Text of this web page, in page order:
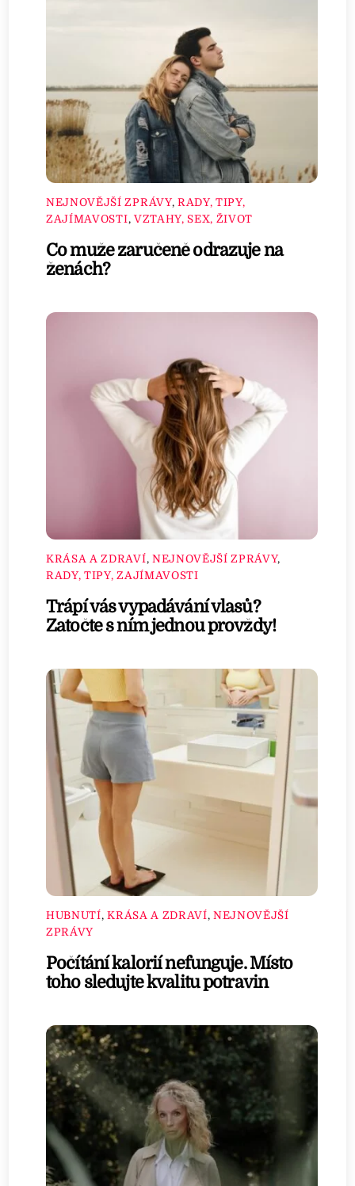
NEJNOVĚJŠÍ ZPRÁVY, RADY, TIPY,
ZAJÍMAVOSTI, VZTAHY, SEX, ŽIVOT
Co muže zaručeně odrazuje na
ženách?
KRÁSA A ZDRAVÍ, NEJNOVĚJŠÍ ZPRÁVY,
RADY, TIPY, ZAJÍMAVOSTI
Trápí vás vypadávání vlasů?
Zatočte s ním jednou provždy!
HUBNUTÍ,KRÁSA A ZDRAVÍ, NEJNOVĚJŠÍ
ZPRÁVY
Počítání kalorií nefunguje. Místo
toho sledujte kvalitu potravin